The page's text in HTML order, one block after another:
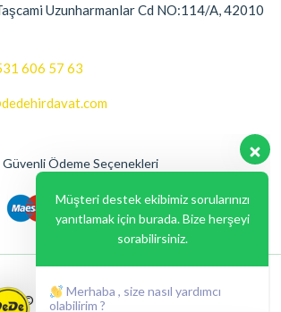
Uzunharmanlar Cd NO:114/A, 42010
606 57 63
Güvenli Ödeme Seçenekleri
© 2024, Liabil Dizayn
yanıtlamak için burada. Bize herşeyi
sorabilirsiniz.
Merhaba , size nasıl yardımcı
olabilirim ?